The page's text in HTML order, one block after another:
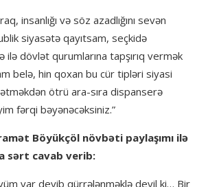
insanlığı və söz azadlığını sevən
siyasətə qayıtsam, seçkidə
ilə dövlət qurumlarına tapşırıq vermək
belə, hin qoxan bu cür tipləri siyasi
ötrü ara-sıra dispanserə
fərqi bəyənəcəksiniz.”
Böyükçöl növbəti paylaşımı ilə
sərt cavab verib:
var deyib qürrələnməklə deyil ki… Bir